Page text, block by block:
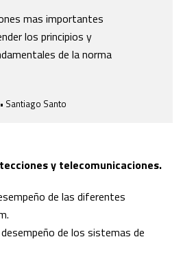
mas importantes
los principios y
de la norma
• Santiago Santo
y telecomunicaciones.
de las diferentes
de los sistemas de